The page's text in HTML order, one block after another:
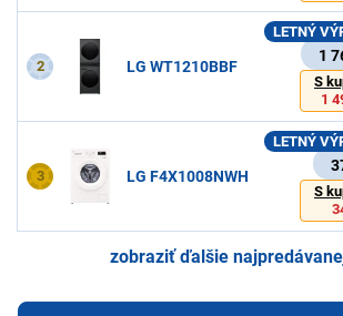
2 LG WT1210BBF
LETNÝ
1
S
1
3 LG F4X1008NWH
LETNÝ
S
zobraziť ďalšie